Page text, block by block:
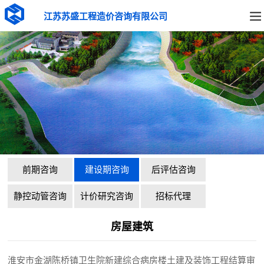
江苏苏盛工程造价咨询有限公司
前期咨询 建设期咨询 后评估咨询
静控动管咨询 计价研究咨询 招标代理
房屋建筑
淮安市金湖陈桥镇卫生院新建综合病房楼土建及装饰工程结算审